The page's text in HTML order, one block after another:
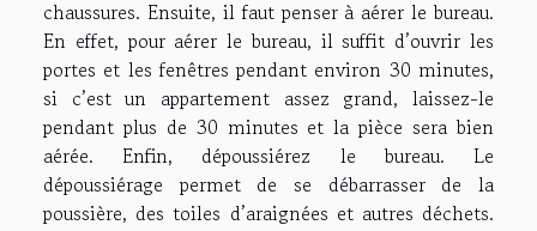
chaussures. Ensuite, il faut penser à aérer le bureau.
En effet, pour aérer le bureau, il suffit d’ouvrir les
portes et les fenêtres pendant environ 30 minutes,
si c’est un appartement assez grand, laissez-le
pendant plus de 30 minutes et la pièce sera bien
aérée. Enfin, dépoussiérez le bureau. Le
dépoussiérage permet de se débarrasser de la
poussière, des toiles d’araignées et autres déchets.